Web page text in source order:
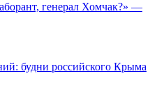
генерал Хомчак?» —
будни российского Крыма